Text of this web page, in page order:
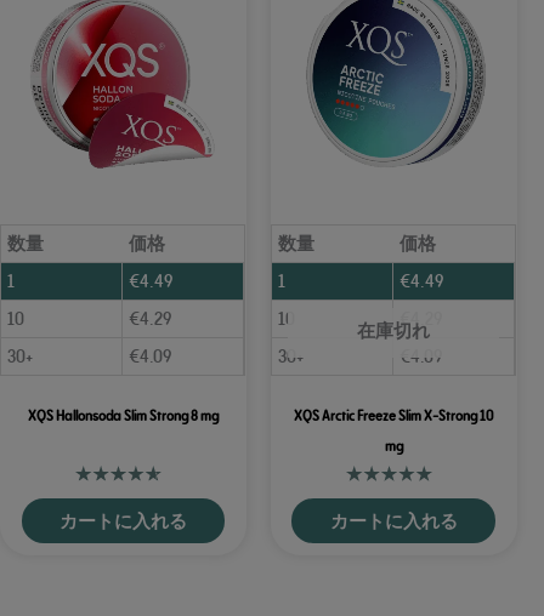
数量
価格
1
€4.49
10
€4.29
30+
€4.09
XQS Hallonsoda Slim Strong 8 mg
カートに入れる
数量
価格
1
€4.49
10
€4.29
30+
€4.09
在庫切れ
XQS Arctic Freeze Slim X-Strong 10
mg
カートに入れる